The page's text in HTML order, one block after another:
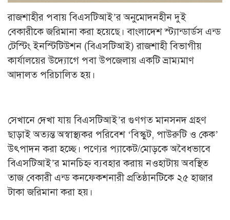
রাজশাহীর পবায় বিএসটিআই’র অনুমোদনহীন দুই
বেকারীকে জরিমানা করা হয়েছে। বাংলাদেশ স্ট্যান্ডার্ডস এন্ড
টেস্টিং ইনস্টিটিউশন (বিএসটিআই) রাজশাহী বিভাগীয়
কার্যালয়ের উদ্যোগে পবা উপজেলায় একটি ভ্রাম্যমাণ
আদালত পরিচালিত হয়।
সেখানে দেখা যায় বিএসটিআই’র গুণগত মানসনদ গ্রহণ
ছাড়াই অত্যন্ত অস্বাস্থ্যকর পরিবেশ ‘বিস্কুট, পাউরুটি ও কেক’
উৎপাদন করা হচ্ছে। পণ্যের প্যাকেট/মোড়কে অবৈধভাবে
বিএসটিআই’র মানচিহ্ন ব্যবহার করায় নওহাটায় অবস্থিত
তাজ বেকারী এন্ড কনফেকশনারী প্রতিষ্ঠানটিকে ২৫ হাজার
টাকা জরিমানা করা হয়।